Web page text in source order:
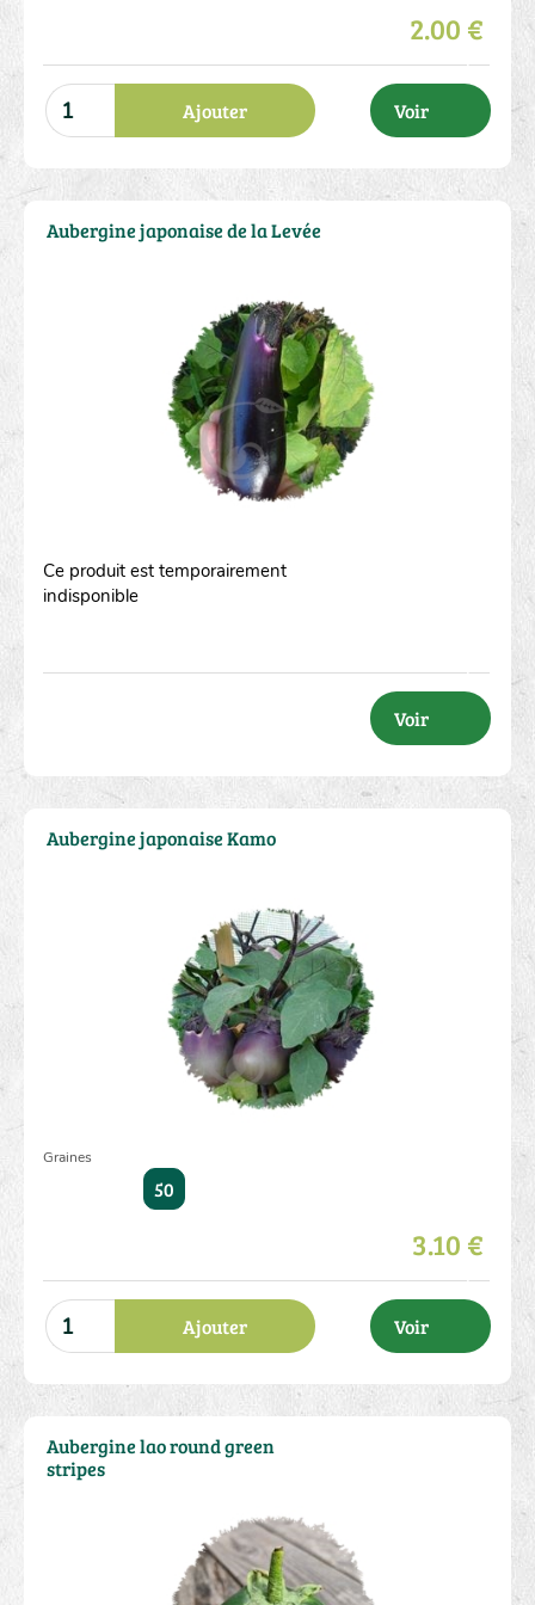
2.00 €
Ajouter Voir
Ce produit est temporairement
indisponible
Voir
Aubergine japonaise de la Levée
Graines
50
3.10 €
Ajouter Voir
Aubergine japonaise Kamo
Aubergine lao round green
stripes